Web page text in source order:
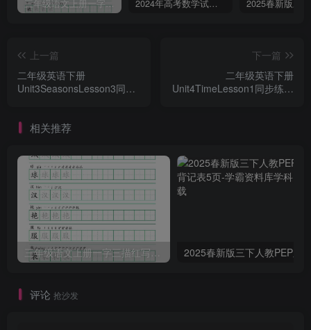
三年级语文上册一字三描红写字表字帖 2024年高考数学试卷（文）（全国甲卷）（空白卷）
上一篇
二年级英语下册
Unit3SeasonsLesson3同步
下一篇
二年级英语下册
Unit4TimeLesson1同步练习
相关推荐
三年级语文上册一字三描红写字表字帖
评论 抢沙发